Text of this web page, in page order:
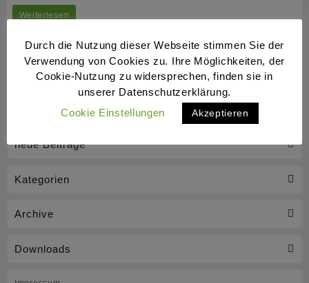
neue Beiträge
Kategorien
Archive
Downloads
Blueliner
beim
Quedlinburger
Weiterlesen
Ehrennadel für Matthias Wilshusen
Kai Uwe Ruf Allgemein Presse 19. Mai 2023
Quelle: Wolfenbütteler Zeitung, 19. Mai 2023
Durch die Nutzung dieser Webseite stimmen Sie der
Verwendung von Cookies zu. Ihre Möglichkeiten, der
Cookie-Nutzung zu widersprechen, finden sie in
unserer Datenschutzerklärung.
Cookie Einstellungen
Akzeptieren